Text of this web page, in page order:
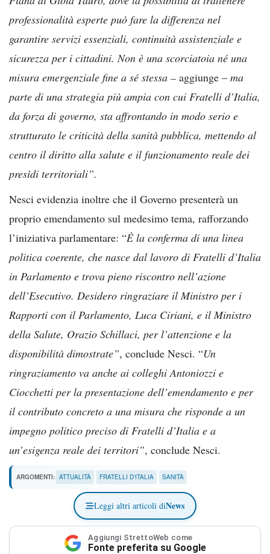
professionalità esperte può fare la differenza nel
garantire servizi essenziali, continuità assistenziale e
sicurezza per i cittadini. Non è una scorciatoia né una
misura emergenziale fine a sé stessa – aggiunge – ma
parte di una strategia più ampia con cui Fratelli d’Italia,
da forza di governo, sta affrontando in modo serio e
strutturato le criticità della sanità pubblica, mettendo al
centro il diritto alla salute e il funzionamento reale dei
presìdi territoriali”.
Nesci evidenzia inoltre che il Governo presenterà un
proprio emendamento sul medesimo tema, rafforzando
l’iniziativa parlamentare: “È la conferma di una linea
politica coerente, che nasce dal lavoro di Fratelli d’Italia
in Parlamento e trova pieno riscontro nell’azione
dell’Esecutivo. Desidero ringraziare il Ministro per i
Rapporti con il Parlamento, Luca Ciriani, e il Ministro
della Salute, Orazio Schillaci, per l’attenzione e la
disponibilità dimostrate”, conclude Nesci. “Un
ringraziamento va anche ai colleghi Antoniozzi e
Ciocchetti per la presentazione dell’emendamento e per
il contributo concreto a una misura che risponde a un
impegno politico preciso di Fratelli d’Italia e a
un’esigenza reale dei territori”, conclude Nesci.
ARGOMENTI: ATTUALITÀ FRATELLI D'ITALIA SANITÀ
Leggi altri articoli diNews
Aggiungi StrettoWeb come
Fonte preferita su Google